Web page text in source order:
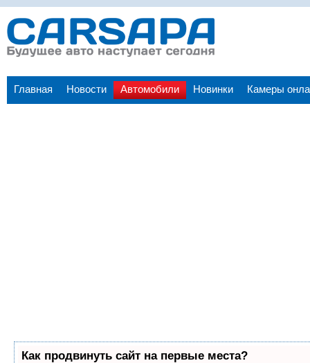
Главная Новости Автомобили Новинки Камеры
Как продвинуть сайт на первые места?